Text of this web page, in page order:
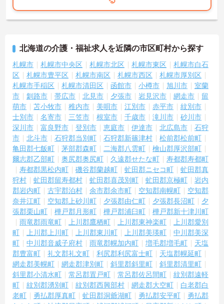
北海道の介護・福祉求人を近隣の市区町村から探す
札幌市 札幌市中央区 札幌市北区 札幌市東区
札幌市白石
区
札幌市豊平区 札幌市南区 札幌市西区
札幌市厚別区
札幌市手稲区
札幌市清田区 函館市 小樽市 旭川市
室蘭
市
釧路市 帯広市 北見市 夕張市 岩見沢市 網走市
留
萌市
苫小牧市 稚内市 美唄市 江別市 赤平市
紋別市
士別市
名寄市 三笠市 根室市 千歳市 滝川市
砂川市
深川市
富良野市 登別市 恵庭市 伊達市 北広島市
石狩
市
北斗市 石狩郡当別町 石狩郡新篠津村
松前郡松前町
亀田郡七飯町
茅部郡森町 二海郡八雲町
檜山郡厚沢部町
爾志郡乙部町
奥尻郡奥尻町 久遠郡せたな町
寿都郡寿都町
寿都郡黒松内町
磯谷郡蘭越町 虻田郡ニセコ町
虻田郡真
狩村
虻田郡留寿都村 虻田郡喜茂別町 虻田郡京極町
岩内
郡岩内町
古宇郡泊村 余市郡余市町 空知郡南幌町
空知郡
奈井江町
空知郡上砂川町 夕張郡由仁町 夕張郡長沼町
夕
張郡栗山町
樺戸郡月形町 樺戸郡浦臼町
樺戸郡新十津川町
雨竜郡雨竜町
上川郡鷹栖町 上川郡東神楽町
上川郡愛別
町
上川郡上川町 上川郡東川町 上川郡美瑛町
中川郡美深
町
中川郡音威子府村 雨竜郡幌加内町 増毛郡増毛町
天塩
郡豊富町
礼文郡礼文町 利尻郡利尻富士町
天塩郡幌延町
網走郡美幌町
網走郡津別町 斜里郡斜里町
斜里郡清里町
斜里郡小清水町
常呂郡置戸町 常呂郡佐呂間町
紋別郡遠軽
町
紋別郡湧別町 紋別郡西興部村 網走郡大空町
白老郡白
老町
勇払郡厚真町 虻田郡洞爺湖町 勇払郡安平町
勇払郡